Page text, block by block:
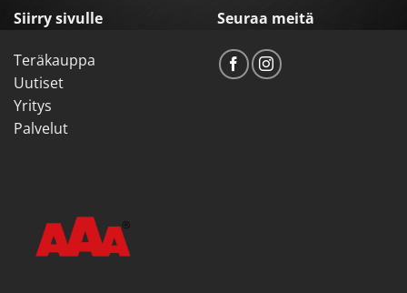
Siirry sivulle
Teräkauppa
Uutiset
Yritys
Palvelut
Seuraa meitä